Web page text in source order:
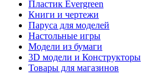
Пластик Evergreen
Книги и чертежи
Паруса для моделей
Настольные игры
Модели из бумаги
3D модели и Конструкторы
Товары для магазинов